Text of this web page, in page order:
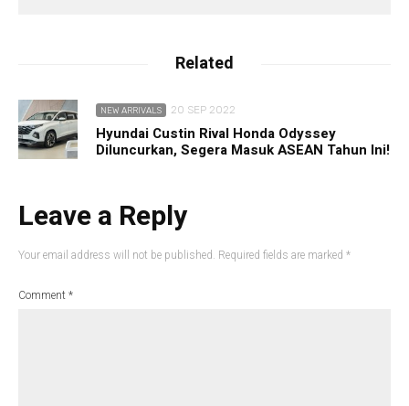
Related
NEW ARRIVALS 20 SEP 2022
Hyundai Custin Rival Honda Odyssey
Diluncurkan, Segera Masuk ASEAN Tahun Ini!
Leave a Reply
Your email address will not be published. Required fields are marked *
Comment *